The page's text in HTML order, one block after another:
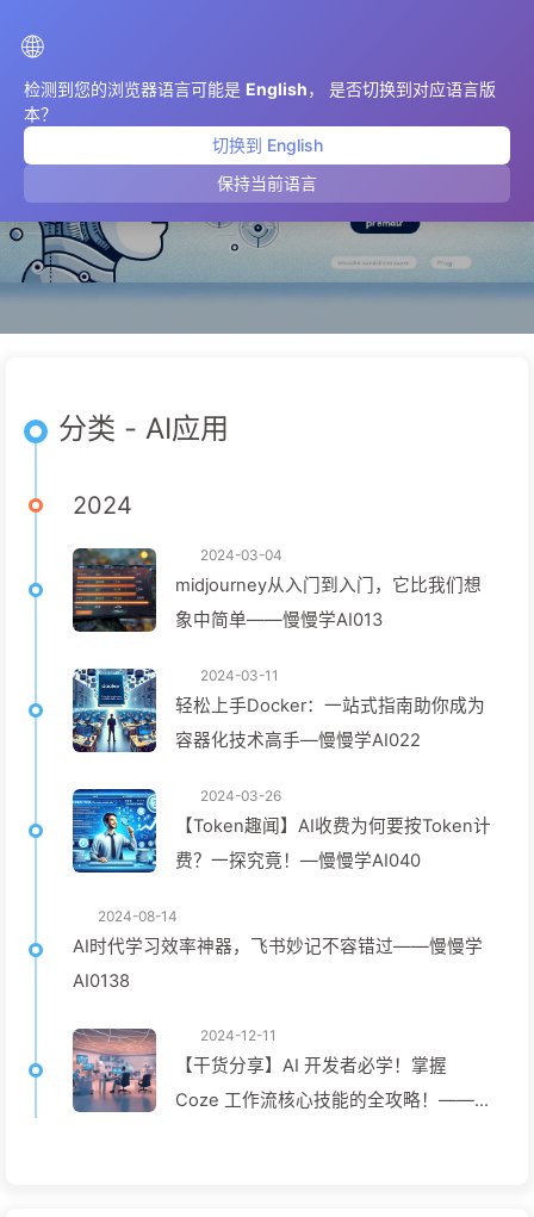
🌐
检测到您的浏览器语言可能是 English， 是否切换到对应语言版
本？
切换到 English
保持当前语言
AI应用
分类 - AI应用
2024
2024-03-04
midjourney从入门到入门，它比我们想
象中简单——慢慢学AI013
2024-03-11
轻松上手Docker：一站式指南助你成为
容器化技术高手—慢慢学AI022
2024-03-26
【Token趣闻】AI收费为何要按Token计
费？一探究竟！—慢慢学AI040
2024-08-14
AI时代学习效率神器，飞书妙记不容错过——慢慢学
AI0138
2024-12-11
【干货分享】AI 开发者必学！掌握
Coze 工作流核心技能的全攻略！——慢